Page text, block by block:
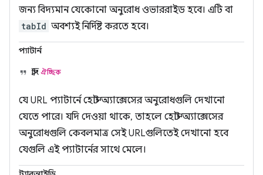
জন্য বিদ্যমান যেকোনো অনুরোধ ওভাররাইড হবে। এটি বা
tabId অবশ্যই নির্দিষ্ট করতে হবে।
প্যাটার্ন
স্ট্রিংঐচ্ছিক
যে URL প্যাটার্নে হোস্ট অ্যাক্সেসের অনুরোধগুলি দেখানো
যেতে পারে। যদি দেওয়া থাকে, তাহলে হোস্ট অ্যাক্সেসের
অনুরোধগুলি কেবলমাত্র সেই URLগুলিতেই দেখানো হবে
যেগুলি এই প্যাটার্নের সাথে মেলে।